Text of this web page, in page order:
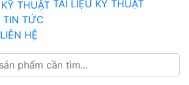
TÀI LIỆU KỸ THUẬT
TIN TỨC
LIÊN HỆ